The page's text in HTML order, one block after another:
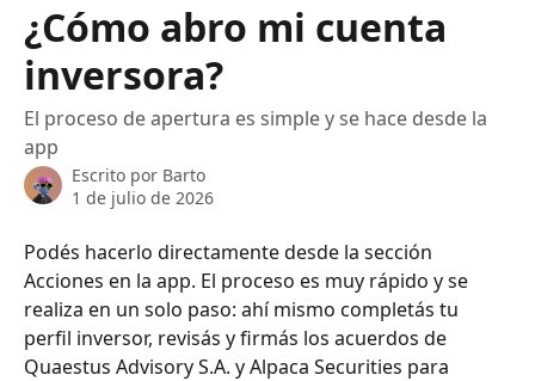
¿Cómo abro mi cuenta
inversora?
El proceso de apertura es simple y se hace desde la
app
Escrito por Barto
1 de julio de 2026
Podés hacerlo directamente desde la sección
Acciones en la app. El proceso es muy rápido y se
realiza en un solo paso: ahí mismo completás tu
perfil inversor, revisás y firmás los acuerdos de
Quaestus Advisory S.A. y Alpaca Securities para